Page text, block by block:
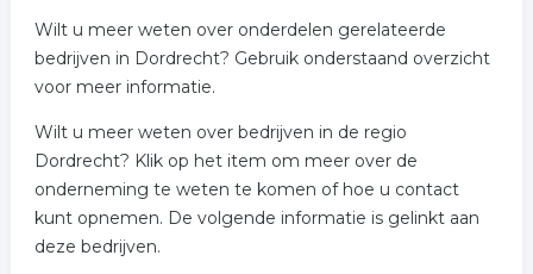
Wilt u meer weten over onderdelen gerelateerde
bedrijven in Dordrecht? Gebruik onderstaand overzicht
voor meer informatie.
Wilt u meer weten over bedrijven in de regio
Dordrecht? Klik op het item om meer over de
onderneming te weten te komen of hoe u contact
kunt opnemen. De volgende informatie is gelinkt aan
deze bedrijven.